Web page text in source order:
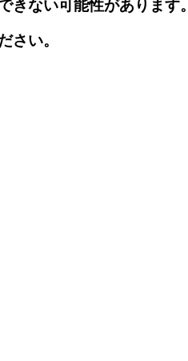
きない可能性があります。
さい。